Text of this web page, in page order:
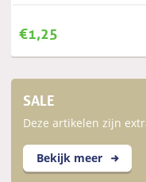
€1,25
SALE
Deze artikelen zijn
Bekijk meer